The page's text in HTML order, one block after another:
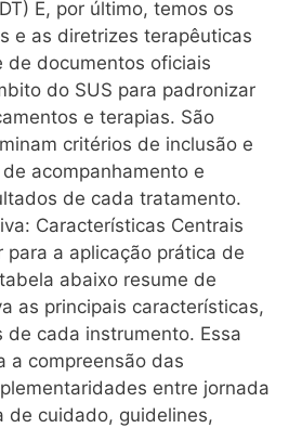
E, por último, temos os
e as diretrizes terapêuticas
de documentos oficiais
do SUS para padronizar
e terapias. São
critérios de inclusão e
acompanhamento e
de cada tratamento.
Características Centrais
para a aplicação prática de
abaixo resume de
as principais características,
de cada instrumento. Essa
a compreensão das
entre jornada
de cuidado, guidelines,